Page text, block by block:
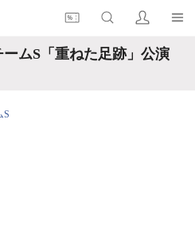
ムS「重ねた足跡」公演
S